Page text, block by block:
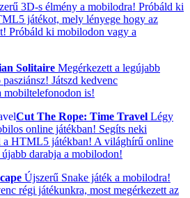
3D-s élmény a mobilodra! Próbáld ki
játékot, mely lényege hogy az
Próbáld ki mobilodon vagy a
Solitaire Megérkezett a legújabb
Játszd kedvenc
mobiltelefonodon is!
Cut The Rope: Time Travel Légy
online játékban! Segíts neki
a HTML5 játékban! A világhírű online
darabja a mobilodon!
Újszerű Snake játék a mobilodra!
régi játékunkra, most megérkezett az